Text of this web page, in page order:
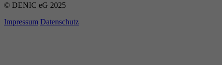
© DENIC eG 2025
Impressum Datenschutz